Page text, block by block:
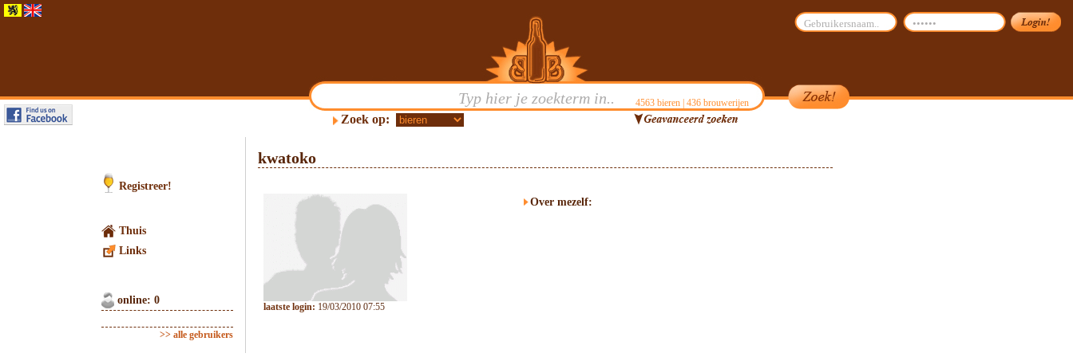
4563bieren | 436brouwerijen
Zoek op:
Registreer!
Thuis
Links
online: 0
>> alle gebruikers
kwatoko
laatste login: 19/03/2010 07:55
Over mezelf: